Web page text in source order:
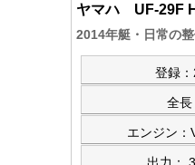
ヤマハ UF-29F
登録
全
エンジン：